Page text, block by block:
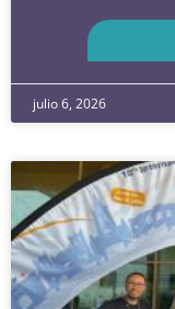
julio 6, 2026